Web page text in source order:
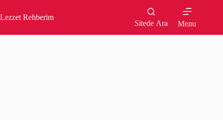
to
content
Lezzet Rehberim
Sitede Ara Menu